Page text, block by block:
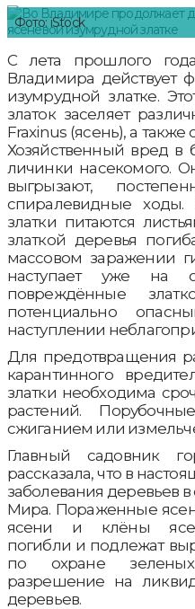
Фото: iStock
С лета прошлого
Владимира действует
изумрудной златке.
златок заселяет
Fraxinus (ясень), а
Хозяйственный вред в
личинки насекомого.
выгрызают,
спиралевидные ходы.
златки питаются
златкой деревья
массовом заражении
наступает уже на
повреждённые
потенциально
наступлении
Для предотвращения
карантинного
златки необходима
растений.
сжиганием или
Главный садовник
рассказала, что в
заболевания деревьев в
Мира. Пораженные
ясени и клёны
погибли и подлежат
по охране
разрешение на
деревьев.